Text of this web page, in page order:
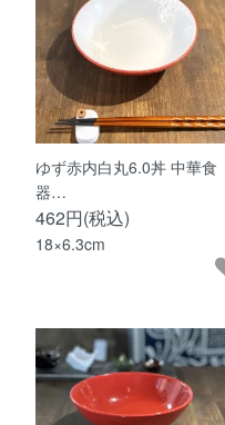
ゆず赤内白丸6.0丼 中華食
器…
462円(税込)
18×6.3cm